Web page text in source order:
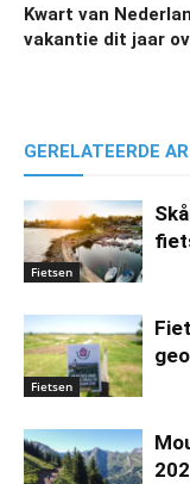
Kwart van
vakantie dit jaar
GERELATEERDE
Fietsen
Fietsen